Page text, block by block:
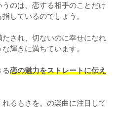
のは、恋する相手のことだけ
しているのでしょう。
され、切ないのに幸せになれ
輝きに満ちています。
る恋の魅力をストレートに伝え
るもさを。の楽曲に注目して